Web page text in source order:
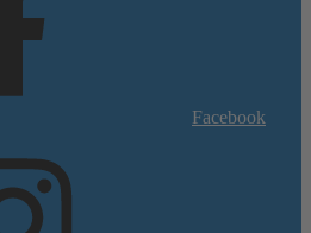
Facebook